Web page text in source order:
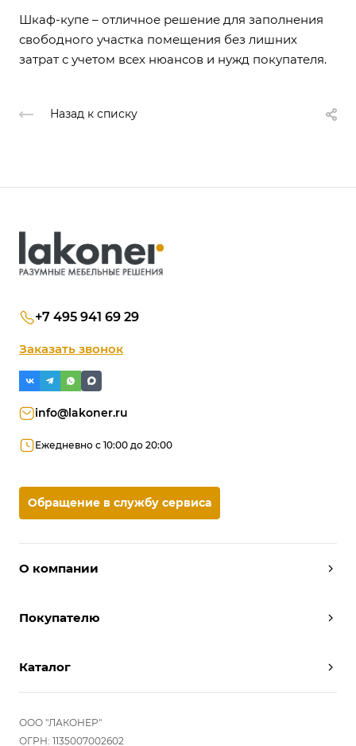
Шкаф-купе – отличное решение для заполнения
свободного участка помещения без лишних
затрат с учетом всех нюансов и нужд покупателя.
Назад к списку
О компании
Условия работы
Отзывы
Покупателю
Вызвать дизайнера
Реализованные проекты
Комплектуем шкаф-купе
Каталог
Шкафы
Прихожие
Гостиные
ООО "ЛАКОНЕР"
ОГРН: 1135007002602
+7 495 941 69 29
Заказать звонок
info@lakoner.ru
Ежедневно с 10:00 до 20:00
Обращение в службу сервиса